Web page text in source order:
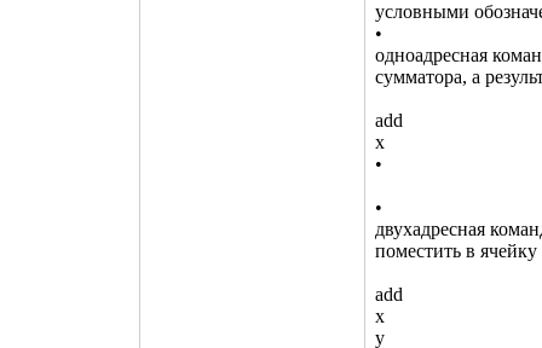
условными
•
одноадресная
сумматора, а
add
x
•
•
двухадресная
поместить в ячейку
add
x
y